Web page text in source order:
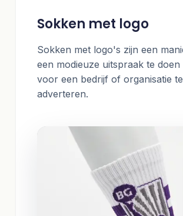
Sokken met logo
Sokken met logo's zijn een
een modieuze uitspraak te
voor een bedrijf of organisatie te
adverteren.